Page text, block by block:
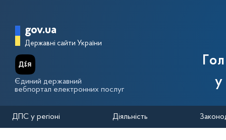
Головна сторінка Державної
gov.ua
Державні сайти України
Єдиний державний
вебпортал електронних послуг
у
ДПС у регіоні Діяльність